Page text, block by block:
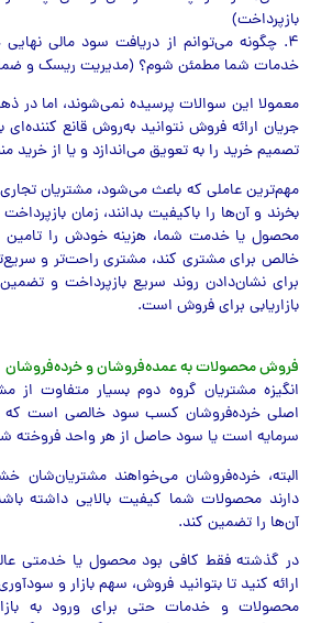
بازپرداخت)
۴. چگونه می‌توانم از دریافت سود مالی
خدمات شما مطمئن شوم؟ (مدیریت ریسک و
معمولا این سوالات پرسیده نمی‌شوند، اما در
جریان ارائه فروش نتوانید به‌روش قانع
تصمیم خرید را به تعویق می‌اندازد و یا از
مهم‌ترین عاملی که باعث می‌شود، مشتریان
بخرند و آن‌ها را با‌کیفیت بدانند، زمان
محصول یا خدمت شما، هزینه خودش را تامین
خالص برای مشتری کند، مشتری راحت‌تر و
برای نشان‌دادن روند سریع بازپرداخت و
بازاریابی برای فروش است.
فروش محصولات به عمده‌فروشان و خرده‌فروشان
انگیزه مشتریان گروه دوم بسیار متفاوت از
اصلی خرده‌فروشان کسب سود خالصی است که
سرمایه است یا سود حاصل از هر واحد فروخته
البته، خرده‌فروشان می‌خواهند مشتریان‌شان
دارند محصولات شما کیفیت بالایی داشته
آن‌ها را تضمین کند.
در گذشته فقط کافی بود محصول یا خدمتی
ارائه کنید تا بتوانید فروش، سهم بازار و
محصولات و خدمات حتی برای ورود به بازار